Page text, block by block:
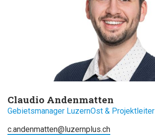
Claudio Andenmatten
Gebietsmanager LuzernOst &
c.andenmatten@luzernplus.ch